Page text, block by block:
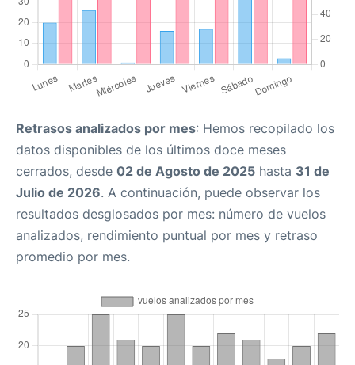
Retrasos analizados por mes: Hemos recopilado los
datos disponibles de los últimos doce meses
cerrados, desde 02 de Agosto de 2025 hasta 31 de
Julio de 2026. A continuación, puede observar los
resultados desglosados por mes: número de vuelos
analizados, rendimiento puntual por mes y retraso
promedio por mes.